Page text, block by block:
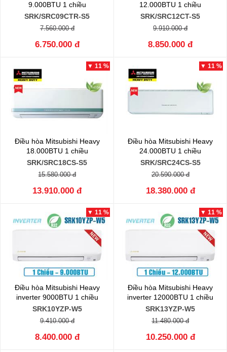
9.000BTU 1 chiều
SRK/SRC09CTR-S5
7.560.000 đ
6.750.000 đ
12.000BTU 1 chiều
SRK/SRC12CT-S5
9.910.000 đ
8.850.000 đ
▼ 11 %
Điều hòa Mitsubishi Heavy
18.000BTU 1 chiều
SRK/SRC18CS-S5
15.580.000 đ
13.910.000 đ
▼ 11 %
Điều hòa Mitsubishi Heavy
24.000BTU 1 chiều
SRK/SRC24CS-S5
20.590.000 đ
18.380.000 đ
▼ 11 %
Điều hòa Mitsubishi Heavy
inverter 9000BTU 1 chiều
SRK10YZP-W5
9.410.000 đ
8.400.000 đ
▼ 11 %
Điều hòa Mitsubishi Heavy
inverter 12000BTU 1 chiều
SRK13YZP-W5
11.480.000 đ
10.250.000 đ